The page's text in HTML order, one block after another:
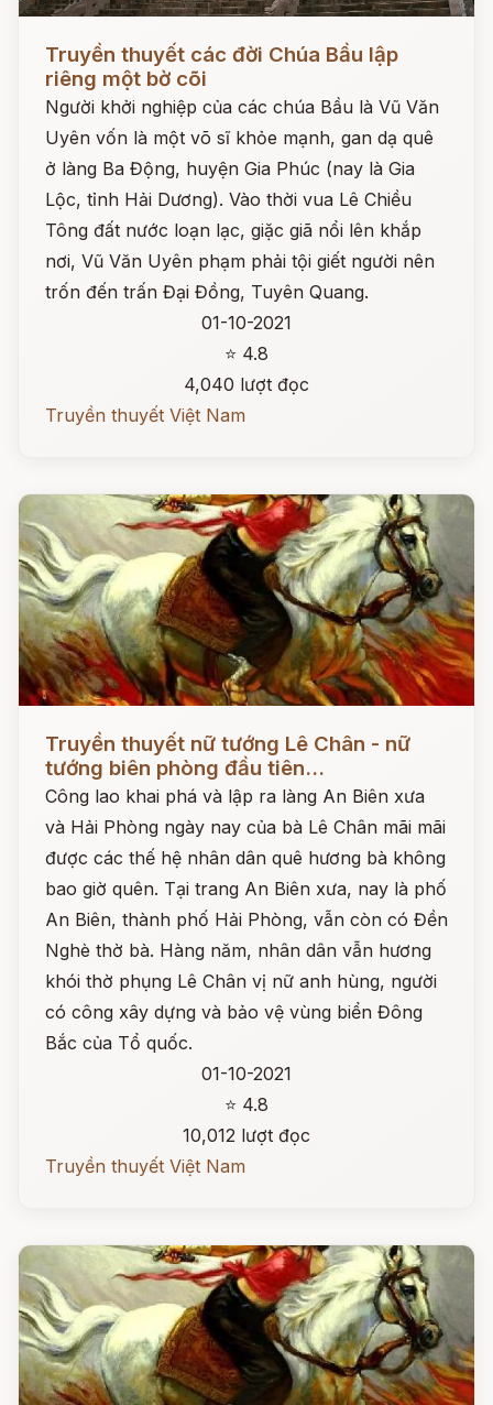
Đọc ngay
Truyền thuyết các đời Chúa Bầu lập
riêng một bờ cõi
Người khởi nghiệp của các chúa Bầu là Vũ Văn
Uyên vốn là một võ sĩ khỏe mạnh, gan dạ quê
ở làng Ba Động, huyện Gia Phúc (nay là Gia
Lộc, tỉnh Hải Dương). Vào thời vua Lê Chiều
Tông đất nước loạn lạc, giặc giã nổi lên khắp
nơi, Vũ Văn Uyên phạm phải tội giết người nên
trốn đến trấn Đại Đồng, Tuyên Quang.
01-10-2021
⭐ 4.8
4,040 lượt đọc
Truyền thuyết Việt Nam
Đọc ngay
Truyền thuyết nữ tướng Lê Chân - nữ
tướng biên phòng đầu tiên...
Công lao khai phá và lập ra làng An Biên xưa
và Hải Phòng ngày nay của bà Lê Chân mãi mãi
được các thế hệ nhân dân quê hương bà không
bao giờ quên. Tại trang An Biên xưa, nay là phố
An Biên, thành phố Hải Phòng, vẫn còn có Đền
Nghè thờ bà. Hàng năm, nhân dân vẫn hương
khói thờ phụng Lê Chân vị nữ anh hùng, người
có công xây dựng và bảo vệ vùng biển Đông
Bắc của Tổ quốc.
01-10-2021
⭐ 4.8
10,012 lượt đọc
Truyền thuyết Việt Nam